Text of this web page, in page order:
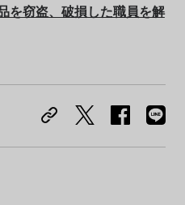
を窃盗、破損した職員を解